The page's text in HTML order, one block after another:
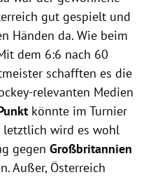
gut gespielt und
Händen da. Wie beim
dem 6:6 nach 60
schafften es die
relevanten Medien
könnte im Turnier
letztlich wird es wohl
gegen Großbritannien
Außer, Österreich